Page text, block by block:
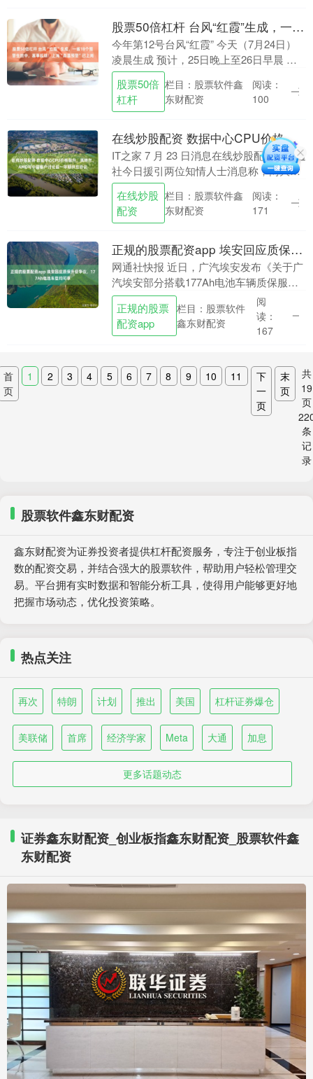
股票50倍杠杆 台风“红霞”生成，一省18个预警生效中，赛事延期！上海“高温预警”已上岗
今年第12号台风“红霞” 今天（7月24日）
凌晨生成 预计，25日晚上至26日早晨 以
台风或强台风级 （12～14级，35～45米/
秒） 在广东珠海到福建漳浦一....
股票50倍
杠杆
栏目：股票软件鑫
东财配资
阅读：
100
在线炒股配资 数据中心CPU价格飙升，英特尔、AMD与中国客户讨论超一年期供应协议
IT之家 7 月 23 日消息在线炒股配资，路透
社今日援引两位知情人士消息称，两大
x86 处理器巨头英特尔和 AMD 正与中国客
户讨论超过一年期的数据中心 C....
在线炒股
配资
栏目：股票软件鑫
东财配资
阅读：
171
正规的股票配资app 埃安回应质保升级争议，177Ah电池车型均可享
网通社快报 近日，广汽埃安发布《关于广
汽埃安部分搭载177Ah电池车辆质保服务
升级的公告》，针对部分搭载中创新航
177Ah磷酸铁锂电池、用于营运用途的
AION ....
正规的股票
配资app
栏目：股票软件
鑫东财配资
阅
读：
167
首
页
1 2 3 4 5 6 7 8 9 10 11
下
一
页
末
页
共
19
页
条
记
录
股票软件鑫东财配资
鑫东财配资为证券投资者提供杠杆配资服务，专注于创业板指
数的配资交易，并结合强大的股票软件，帮助用户轻松管理交
易。平台拥有实时数据和智能分析工具，使得用户能够更好地
把握市场动态，优化投资策略。
热点关注
再次 特朗 计划 推出 美国 杠杆证券爆仓
美联储 首席 经济学家 Meta 大通 加息
更多话题动态
证券鑫东财配资_创业板指鑫东财配资_股票软件鑫
东财配资